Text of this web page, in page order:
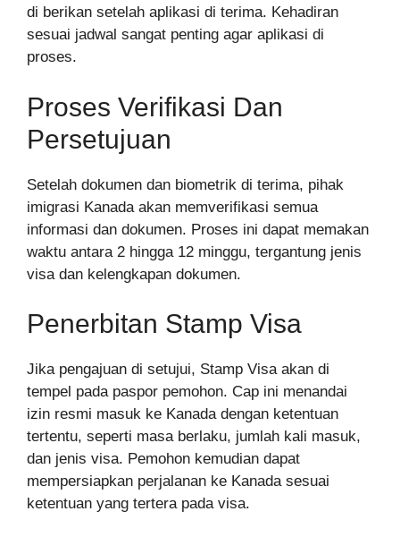
di berikan setelah aplikasi di terima. Kehadiran
sesuai jadwal sangat penting agar aplikasi di
proses.
Proses Verifikasi Dan
Persetujuan
Setelah dokumen dan biometrik di terima, pihak
imigrasi Kanada akan memverifikasi semua
informasi dan dokumen. Proses ini dapat memakan
waktu antara 2 hingga 12 minggu, tergantung jenis
visa dan kelengkapan dokumen.
Penerbitan Stamp Visa
Jika pengajuan di setujui, Stamp Visa akan di
tempel pada paspor pemohon. Cap ini menandai
izin resmi masuk ke Kanada dengan ketentuan
tertentu, seperti masa berlaku, jumlah kali masuk,
dan jenis visa. Pemohon kemudian dapat
mempersiapkan perjalanan ke Kanada sesuai
ketentuan yang tertera pada visa.